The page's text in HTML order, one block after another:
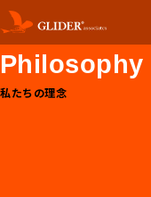
Philosophy
私たちの理念